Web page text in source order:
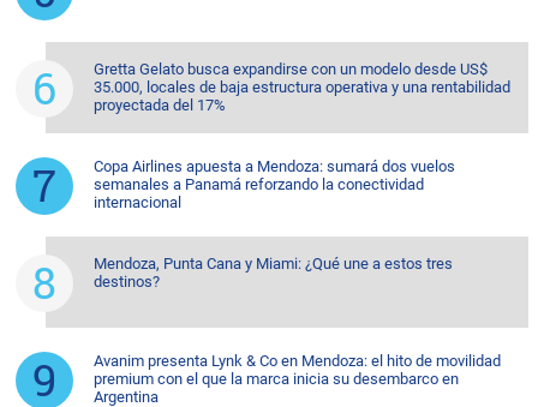
Gretta Gelato busca expandirse con un modelo desde US$
35.000, locales de baja estructura operativa y una rentabilidad
proyectada del 17%
Copa Airlines apuesta a Mendoza: sumará dos vuelos
semanales a Panamá reforzando la conectividad
internacional
Mendoza, Punta Cana y Miami: ¿Qué une a estos tres
destinos?
Avanim presenta Lynk & Co en Mendoza: el hito de movilidad
premium con el que la marca inicia su desembarco en
Argentina